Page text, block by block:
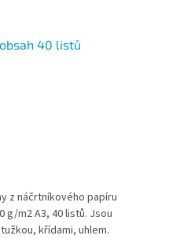
40 listů
z náčrtníkového papíru
g/m2 A3, 40 listů. Jsou
křídami, uhlem.